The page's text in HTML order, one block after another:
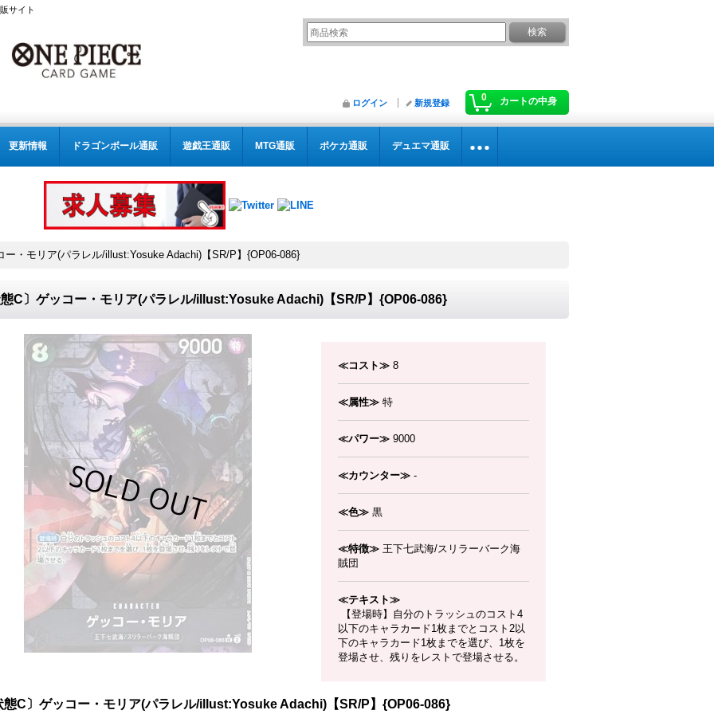
サイト
0 カートの中身
ログイン 新規登録
更新情報 ドラゴンボール通販 遊戯王通販 MTG通販 ポケカ通販 デュエマ通販
ー・モリア(パラレル/illust:Yosuke Adachi)【SR/P】{OP06-086}
C〕ゲッコー・モリア(パラレル/illust:Yosuke Adachi)【SR/P】{OP06-086}
≪コスト≫ 8
≪属性≫ 特
≪パワー≫ 9000
≪カウンター≫ -
≪色≫ 黒
≪特徴≫ 王下七武海/スリラーバーク海
賊団
≪テキスト≫
【登場時】自分のトラッシュのコスト4
以下のキャラカード1枚までとコスト2以
下のキャラカード1枚までを選び、1枚を
登場させ、残りをレストで登場させる。
態C〕ゲッコー・モリア(パラレル/illust:Yosuke Adachi)【SR/P】{OP06-086}